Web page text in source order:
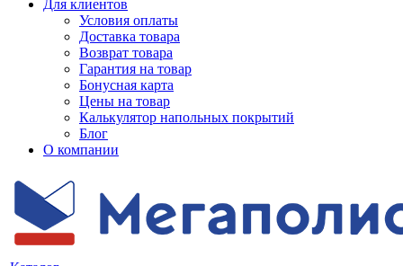
Для клиентов
Условия оплаты
Доставка товара
Возврат товара
Гарантия на товар
Бонусная карта
Цены на товар
Калькулятор напольных покрытий
Блог
О компании